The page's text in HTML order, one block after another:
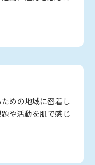
めの地域に密着し
や活動を肌で感じ